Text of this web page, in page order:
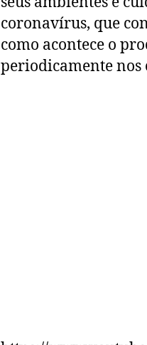
coronavírus, que
como acontece o
periodicamente nos